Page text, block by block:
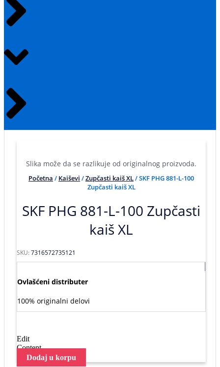
Slika može da se razlikuje od originalnog proizvoda.
Početna / Kaiševi /Zupčasti kaiš XL/ SKF PHG 881-L-100
Zupčasti kaiš XL
SKF PHG 881-L-100 Zupčasti
kaiš XL
SKU:7316572735121
Ovlašćeni distributer
100% originalni delovi
Edit
Content
Dodaj u korpu